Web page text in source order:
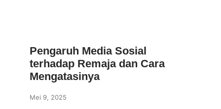
Pengaruh Media Sosial
terhadap Remaja dan Cara
Mengatasinya
Mei 9, 2025